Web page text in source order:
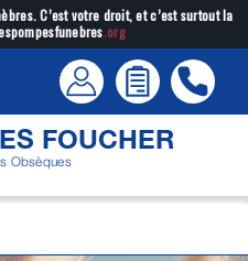
C’est votre droit, et c’est surtout la
.org
FOUCHER
Obsèques